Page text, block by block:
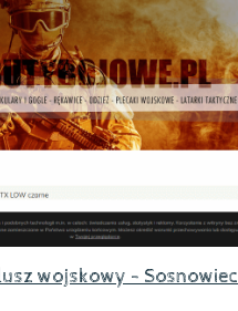
wojskowy - Sosnowiec